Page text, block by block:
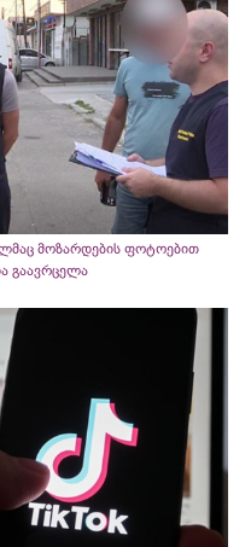
მოზარდების ფოტოებით
გაავრცელა